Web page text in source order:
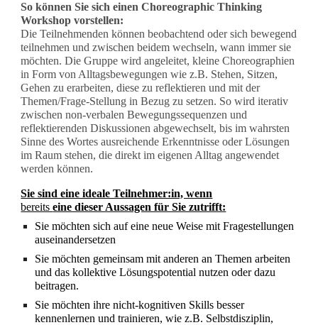
So können Sie sich einen Choreographic Thinking
Workshop vorstellen:
Die Teilnehmenden können beobachtend oder sich bewegend
teilnehmen und zwischen beidem wechseln, wann immer sie
möchten. Die Gruppe wird angeleitet, kleine Choreographien
in Form von Alltagsbewegungen wie z.B. Stehen, Sitzen,
Gehen zu erarbeiten, diese zu reflektieren und mit der
Themen/Frage-Stellung in Bezug zu setzen. So wird iterativ
zwischen non-verbalen Bewegungssequenzen und
reflektierenden Diskussionen abgewechselt, bis im wahrsten
Sinne des Wortes ausreichende Erkenntnisse oder Lösungen
im Raum stehen, die direkt im eigenen Alltag angewendet
werden können.
Sie sind eine ideale Teilnehmer:in, wenn
bereitseine dieser Aussagen für Sie zutrifft:
Sie möchten sich auf eine neue Weise mit Fragestellungen
auseinandersetzen
Sie möchten gemeinsam mit anderen an Themen arbeiten
und das kollektive Lösungspotential nutzen oder dazu
beitragen.
Sie möchten ihre nicht-kognitiven Skills besser
kennenlernen und trainieren, wie z.B. Selbstdisziplin,